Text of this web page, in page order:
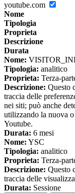
youtube.com
Nome
Tipologia
Proprieta
Descrizione
Durata
Nome:
Tipologia: analitico
Proprieta: Terza-
Descrizione: Questo
traccia delle
nei siti; può anche
utilizzando la nuova
Youtube.
Durata: 6 mesi
Nome: YSC
Tipologia: analitico
Proprieta: Terza-
Descrizione: Questo
traccia delle
Durata: Sessione